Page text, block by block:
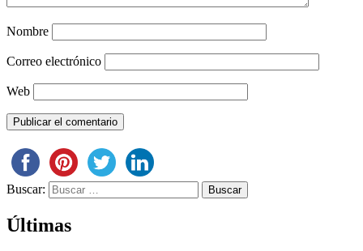
Nombre
Correo electrónico
Web
Buscar:
Últimas